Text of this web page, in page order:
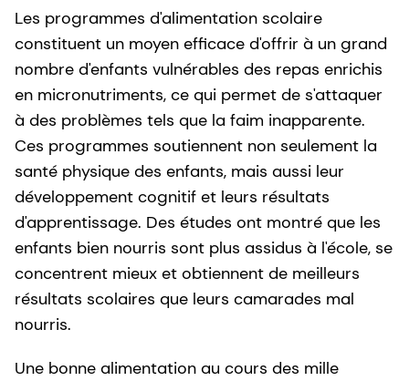
Les programmes d'alimentation scolaire
constituent un moyen efficace d'offrir à un grand
nombre d'enfants vulnérables des repas enrichis
en micronutriments, ce qui permet de s'attaquer
à des problèmes tels que la faim inapparente.
Ces programmes soutiennent non seulement la
santé physique des enfants, mais aussi leur
développement cognitif et leurs résultats
d'apprentissage. Des études ont montré que les
enfants bien nourris sont plus assidus à l'école, se
concentrent mieux et obtiennent de meilleurs
résultats scolaires que leurs camarades mal
nourris.
Une bonne alimentation au cours des mille